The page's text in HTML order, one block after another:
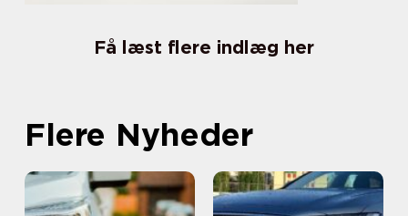
Få læst flere indlæg her
Flere Nyheder